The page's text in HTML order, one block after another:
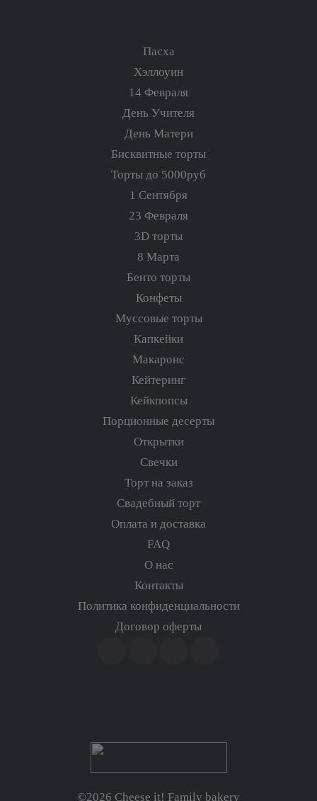
©2026 Cheese it! Family bakery
Пасха
Хэллоуин
14 Февраля
День Учителя
День Матери
Бисквитные торты
Торты до 5000руб
1 Сентября
23 Февраля
3D торты
8 Марта
Бенто торты
Конфеты
Муссовые торты
Капкейки
Макаронс
Кейтеринг
Кейкпопсы
Порционные десерты
Открытки
Свечки
Торт на заказ
Свадебный торт
Оплата и доставка
FAQ
О нас
Контакты
Политика конфиденциальности
Договор оферты